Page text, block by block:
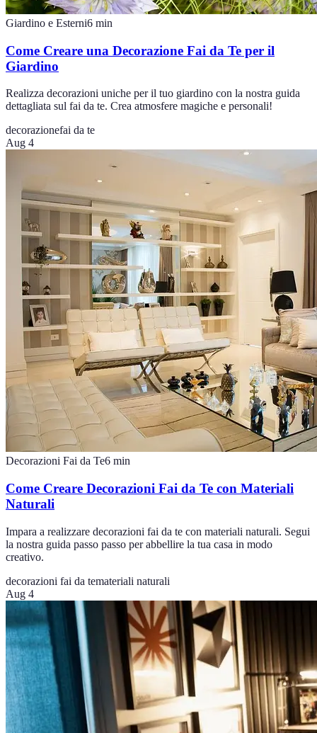
Giardino e Esterni6 min
Come Creare una Decorazione Fai da Te per il
Giardino
Realizza decorazioni uniche per il tuo giardino con la nostra guida
dettagliata sul fai da te. Crea atmosfere magiche e personali!
decorazionefai da te
Aug 4
Decorazioni Fai da Te6 min
Come Creare Decorazioni Fai da Te con Materiali
Naturali
Impara a realizzare decorazioni fai da te con materiali naturali. Segui
la nostra guida passo passo per abbellire la tua casa in modo
creativo.
decorazioni fai da temateriali naturali
Aug 4